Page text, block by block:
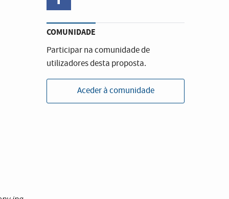
COMUNIDADE
Participar na comunidade de
utilizadores desta proposta.
Aceder à comunidade